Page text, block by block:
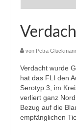
von Petra
Verdacht wurde
hat das FLI den
Serotyp 3, im
verliert ganz
Bezug auf die
empfänglichen